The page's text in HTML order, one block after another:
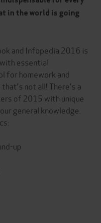
in the world is going
and Infopedia 2016 is
essential
for homework and
not all! There's a
of 2015 with unique
general knowledge.
up